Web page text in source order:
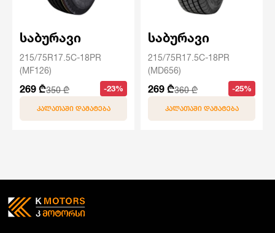
საბურავი
215/75R17.5C-18PR
(MF126)
269 ₾350 ₾ -23%
ᲙᲐᲚᲐᲗᲐᲨᲘ ᲓᲐᲛᲐᲢᲔᲑᲐ
საბურავი
215/75R17.5C-18PR
(MD656)
269 ₾360 ₾ -25%
ᲙᲐᲚᲐᲗᲐᲨᲘ ᲓᲐᲛᲐᲢᲔᲑᲐ